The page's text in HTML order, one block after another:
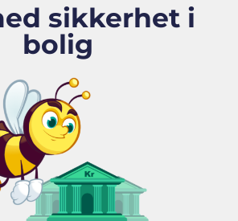
sikkerhet i
bolig